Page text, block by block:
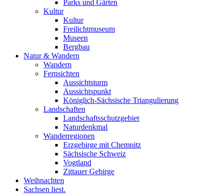
Parks und Gärten
Kultur
Kultur
Freilichtmuseum
Museen
Bergbau
Natur & Wandern
Wandern
Fernsichten
Aussichtsturm
Aussichtspunkt
Königlich-Sächsische Triangulierung
Landschaften
Landschaftsschutzgebiet
Naturdenkmal
Wanderregionen
Erzgebirge mit Chemnitz
Sächsische Schweiz
Vogtland
Zittauer Gebirge
Weihnachten
Sachsen liest.